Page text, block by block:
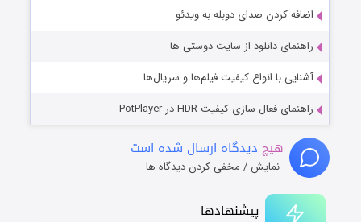
پیشنهادها
اضافه کردن صدای دوبله به ویدئو
راهنمای دانلود از سایت دوستی ها
آشنایی با انواع کیفیت فیلم‌ها و سریال‌ها
راهنمای فعال سازی کیفیت HDR در PotPlayer
هیچ دیدگاه ارسال شده است
نمایش / مخفی کردن دیدگاه ها